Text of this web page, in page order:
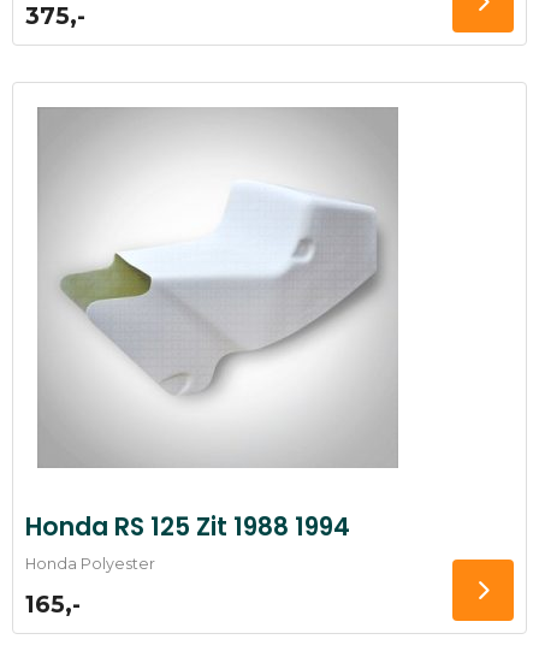
375,-
Honda RS 125 Zit 1988 1994
Honda Polyester
165,-